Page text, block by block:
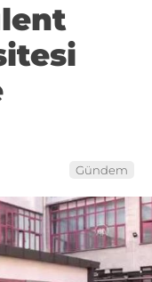
Gündem